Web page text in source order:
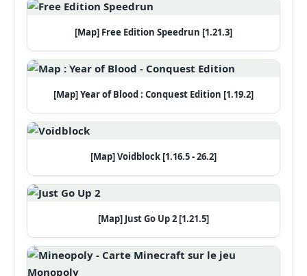
[Map] Free Edition Speedrun [1.21.3]
[Map] Year of Blood : Conquest Edition [1.19.2]
[Map] Voidblock [1.16.5 - 26.2]
[Map] Just Go Up 2 [1.21.5]